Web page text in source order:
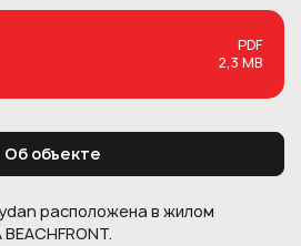
PDF
2,3 MB
Об объекте
расположена в жилом